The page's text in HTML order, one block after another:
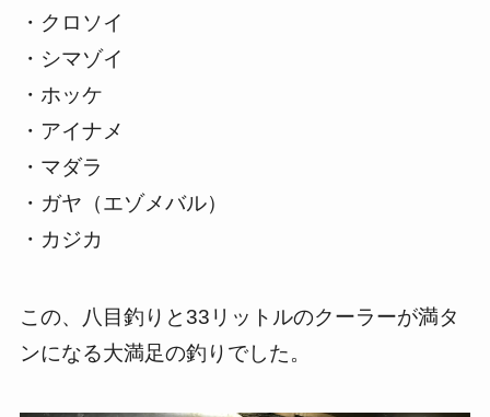
・クロソイ
・シマゾイ
・ホッケ
・アイナメ
・マダラ
・ガヤ（エゾメバル）
・カジカ
この、八目釣りと33リットルのクーラーが満タ
ンになる大満足の釣りでした。